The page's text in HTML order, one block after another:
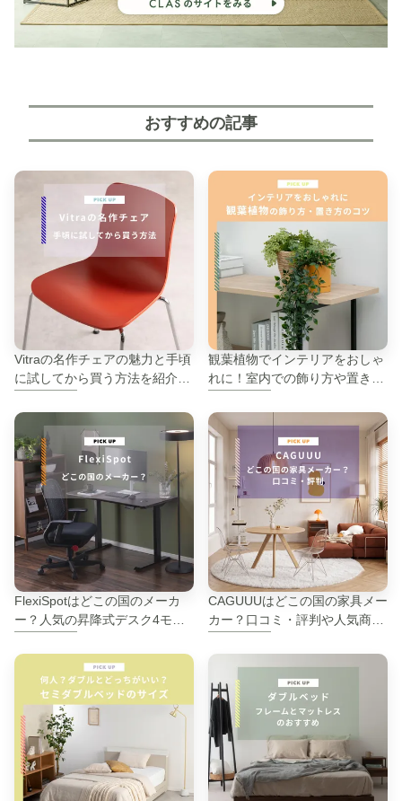
おすすめの記事
Vitraの名作チェアの魅力と手頃
に試してから買う方法を紹介し
観葉植物でインテリアをおしゃ
れに！室内での飾り方や置き方
FlexiSpotはどこの国のメーカ
ー？人気の昇降式デスク4モデ
CAGUUUはどこの国の家具メー
カー？口コミ・評判や人気商品